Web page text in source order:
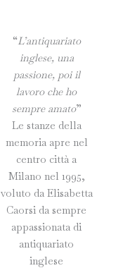
“L’antiquariato
inglese, una
passione, poi il
lavoro che ho
sempre amato”
Le stanze della
memoria apre nel
centro città a
Milano nel 1995,
voluto da Elisabetta
Caorsi da sempre
appassionata di
antiquariato
inglese